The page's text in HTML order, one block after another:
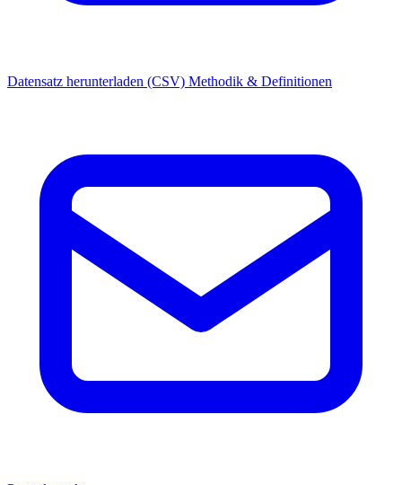
Datensatz herunterladen (CSV) Methodik & Definitionen